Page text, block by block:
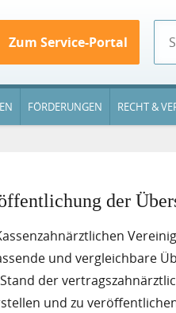
Zum Service-Portal
FÖRDERUNGEN RECHT &
der
und vergleichbare
der
und zu